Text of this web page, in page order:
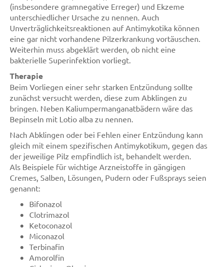
(insbesondere gramnegative Erreger) und Ekzeme
unterschiedlicher Ursache zu nennen. Auch
Unverträglichkeitsreaktionen auf Antimykotika können
eine gar nicht vorhandene Pilzerkrankung vortäuschen.
Weiterhin muss abgeklärt werden, ob nicht eine
bakterielle Superinfektion vorliegt.
Therapie
Beim Vorliegen einer sehr starken Entzündung sollte
zunächst versucht werden, diese zum Abklingen zu
bringen. Neben Kaliumpermanganatbädern wäre das
Bepinseln mit Lotio alba zu nennen.
Nach Abklingen oder bei Fehlen einer Entzündung kann
gleich mit einem spezifischen Antimykotikum, gegen das
der jeweilige Pilz empfindlich ist, behandelt werden.
Als Beispiele für wichtige Arzneistoffe in gängigen
Cremes, Salben, Lösungen, Pudern oder Fußsprays seien
genannt:
Bifonazol
Clotrimazol
Ketoconazol
Miconazol
Terbinafin
Amorolfin